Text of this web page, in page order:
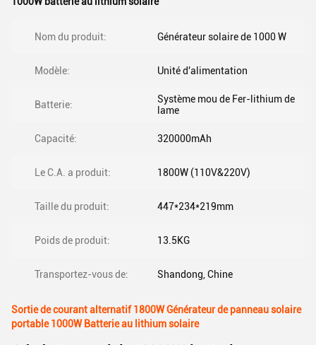
Nom du produit: Générateur solaire de 1000 W
Modèle: Unité d'alimentation
Batterie:
Système mou de Fer-lithium de
lame
Capacité: 320000mAh
Le C.A. a produit: 1800W (110V&220V)
Taille du produit: 447*234*219mm
Poids de produit: 13.5KG
Transportez-vous de: Shandong, Chine
Sortie de courant alternatif 1800W Générateur de panneau solaire
portable 1000W Batterie au lithium solaire